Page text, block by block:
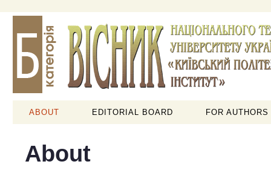
ABOUT EDITORIAL BOARD FOR AUTHORS
About